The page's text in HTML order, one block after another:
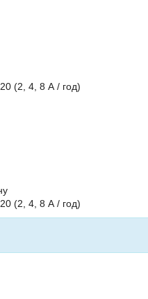
(2, 4, 8 А / год)
(2, 4, 8 А / год)